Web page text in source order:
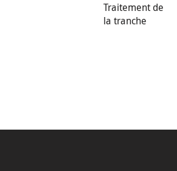
Traitement de
la tranche